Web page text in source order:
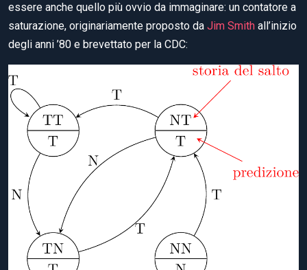
essere anche quello più ovvio da immaginare: un contatore a
saturazione, originariamente proposto da Jim Smith all’inizio
degli anni ’80 e brevettato per la CDC: